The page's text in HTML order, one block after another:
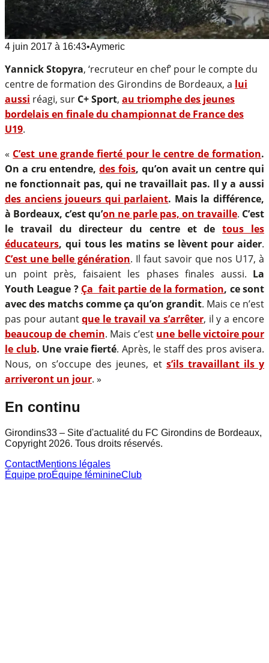
4 juin 2017 à 16:43•Aymeric
Yannick Stopyra, ‘recruteur en chef’ pour le compte du
centre de formation des Girondins de Bordeaux, a lui
aussi réagi, sur C+ Sport, au triomphe des jeunes
bordelais en finale du championnat de France des
U19.
« C’est une grande fierté pour le centre de formation.
On a cru entendre,des fois, qu’on avait un centre qui
ne fonctionnait pas, qui ne travaillait pas. Il y a aussi
des anciens joueurs qui parlaient. Mais la différence,
à Bordeaux, c’est qu’on ne parle pas, on travaille. C’est
le travail du directeur du centre et detous les
éducateurs, qui tous les matins se lèvent pour aider.
C’est une belle génération. Il faut savoir que nos U17, à
un point près, faisaient les phases finales aussi. La
Youth League ? Ça fait partie de la formation, ce sont
avec des matchs comme ça qu’on grandit. Mais ce n’est
pas pour autantque le travail va s’arrêter, il y a encore
beaucoup de chemin. Mais c’est une belle victoire pour
le club. Une vraie fierté. Après, le staff des pros avisera.
Nous, on s’occupe des jeunes, et s’ils travaillant ils y
arriveront un jour. »
En continu
Girondins33 – Site d'actualité du FC Girondins de Bordeaux,
Copyright 2026. Tous droits réservés.
ContactMentions légales
Équipe proÉquipe féminineClub